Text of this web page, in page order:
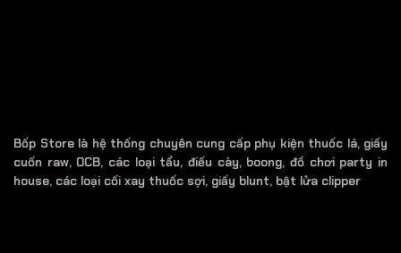
Bốp Store là hệ thống chuyên cung cấp phụ kiện thuốc lá, giấy
cuốn raw, OCB, các loại tẩu, điếu cày, boong, đồ chơi party in
house, các loại cối xay thuốc sợi, giấy blunt, bật lửa clipper